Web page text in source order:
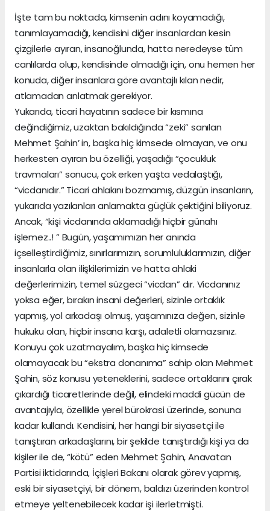
İşte tam bu noktada, kimsenin adını koyamadığı,
tanımlayamadığı, kendisini diğer insanlardan kesin
çizgilerle ayıran, insanoğlunda, hatta neredeyse tüm
canlılarda olup, kendisinde olmadığı için, onu hemen her
konuda, diğer insanlara göre avantajlı kılan nedir,
atlamadan anlatmak gerekiyor.
Yukarıda, ticari hayatının sadece bir kısmına
değindiğimiz, uzaktan bakıldığında “zeki” sanılan
Mehmet Şahin’ in, başka hiç kimsede olmayan, ve onu
herkesten ayıran bu özelliği, yaşadığı “çocukluk
travmaları” sonucu, çok erken yaşta vedalaştığı,
“vicdanıdır.” Ticari ahlakını bozmamış, düzgün insanların,
yukarıda yazılanları anlamakta güçlük çektiğini biliyoruz.
Ancak, “kişi vicdanında aklamadığı hiçbir günahı
işlemez..! ” Bugün, yaşamımızın her anında
içselleştirdiğimiz, sınırlarımızın, sorumluluklarımızın, diğer
insanlarla olan ilişkilerimizin ve hatta ahlaki
değerlerimizin, temel süzgeci “vicdan” dır. Vicdanınız
yoksa eğer, bırakın insani değerleri, sizinle ortaklık
yapmış, yol arkadaşı olmuş, yaşamınıza değen, sizinle
hukuku olan, hiçbir insana karşı, adaletli olamazsınız.
Konuyu çok uzatmayalım, başka hiç kimsede
olamayacak bu “ekstra donanıma” sahip olan Mehmet
Şahin, söz konusu yeteneklerini, sadece ortaklarını çırak
çıkardığı ticaretlerinde değil, elindeki maddi gücün de
avantajıyla, özellikle yerel bürokrasi üzerinde, sonuna
kadar kullandı. Kendisini, her hangi bir siyasetçi ile
tanıştıran arkadaşlarını, bir şekilde tanıştırdığı kişi ya da
kişiler ile de, “kötü” eden Mehmet Şahin, Anavatan
Partisi iktidarında, İçişleri Bakanı olarak görev yapmış,
eski bir siyasetçiyi, bir dönem, baldızı üzerinden kontrol
etmeye yeltenebilecek kadar işi ilerletmişti.